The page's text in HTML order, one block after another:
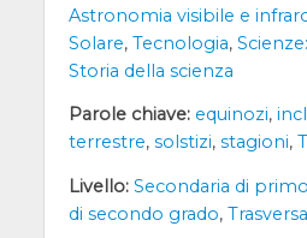
Astronomia visibile e
Solare, Tecnologia,
Storia della scienza
Parole chiave: equinozi,
terrestre, solstizi, stagioni,
Livello: Secondaria di
di secondo grado,